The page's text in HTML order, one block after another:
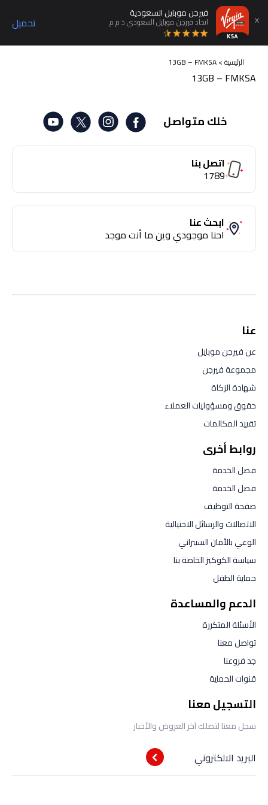
تحميل
فيرجن موبايل السعودية
اتحاد فيرجن موبايل السعودي ذ م م
الرئيسية>
13GB – FMKSA
13GB – FMKSA
خلك متواصل
اتصل بنا
1789
ابحث عنا
احنا موجودي وين ما أنت موجد
عنا
عن فيرجن موبايل
مجموعة فيرجن
شهادة الزكاة
حقوق ومسؤوليات العملاء
تقييد المكالمات
روابط أخرى
فصل الخدمة
فصل الخدمة
صفحة التوظيف
الاتصالات والرسائل الاحتيالية
الوعي بالأمان السيبراني
سياسة الكوكيز الخاصة بنا
حماية الطفل
الدعم والمساعدة
الأسئلة المتكررة
تواصل معنا
جد فروعنا
قنوات الحماية
التسجيل معنا
سجل معنا لتصلك آخر العروض والأخبار
البريد الالكتروني